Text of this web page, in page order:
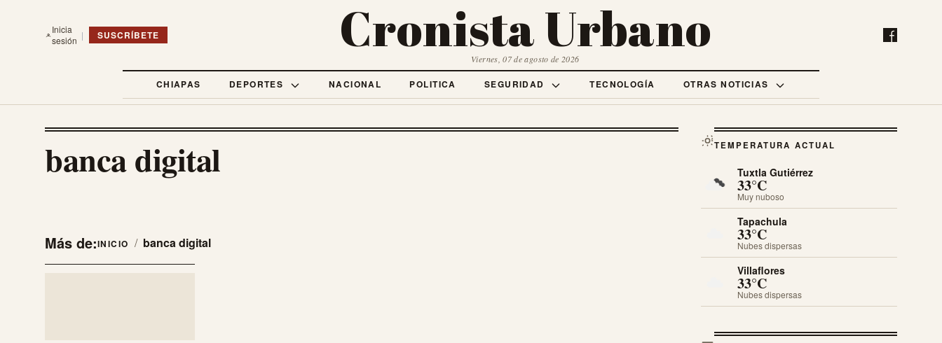
Inicia
sesión | SUSCRÍBETE Cronista Urbano
Viernes, 07 de agosto de 2026
CHIAPAS DEPORTES NACIONAL POLITICA SEGURIDAD TECNOLOGÍA OTRAS NOTICIAS
banca digital
Más de:INICIO / banca digital
TEMPERATURA ACTUAL
Tuxtla Gutiérrez
33°C
Muy nuboso
Tapachula
33°C
Nubes dispersas
Villaflores
33°C
Nubes dispersas